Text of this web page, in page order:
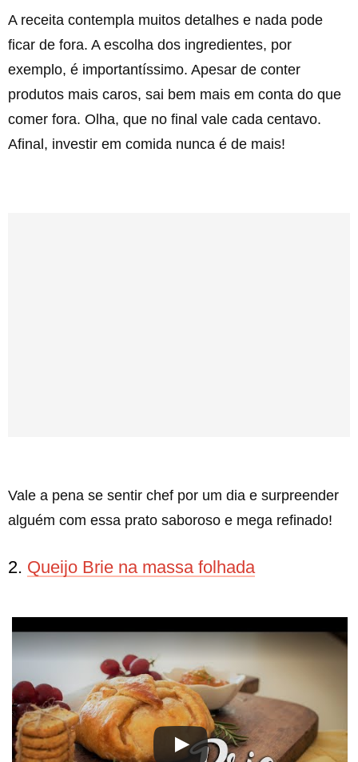
A receita contempla muitos detalhes e nada pode
ficar de fora. A escolha dos ingredientes, por
exemplo, é importantíssimo. Apesar de conter
produtos mais caros, sai bem mais em conta do que
comer fora. Olha, que no final vale cada centavo.
Afinal, investir em comida nunca é de mais!
Vale a pena se sentir chef por um dia e surpreender
alguém com essa prato saboroso e mega refinado!
2. Queijo Brie na massa folhada